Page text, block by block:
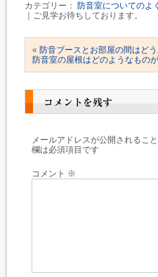
カテゴリー： 防音室についてのよ
｜ご見学お待ちしております。
« 防音ブースとお部屋の間はど
防音室の屋根はどのようなもの
コメントを残す
メールアドレスが公開されること
欄は必須項目です
コメント ※